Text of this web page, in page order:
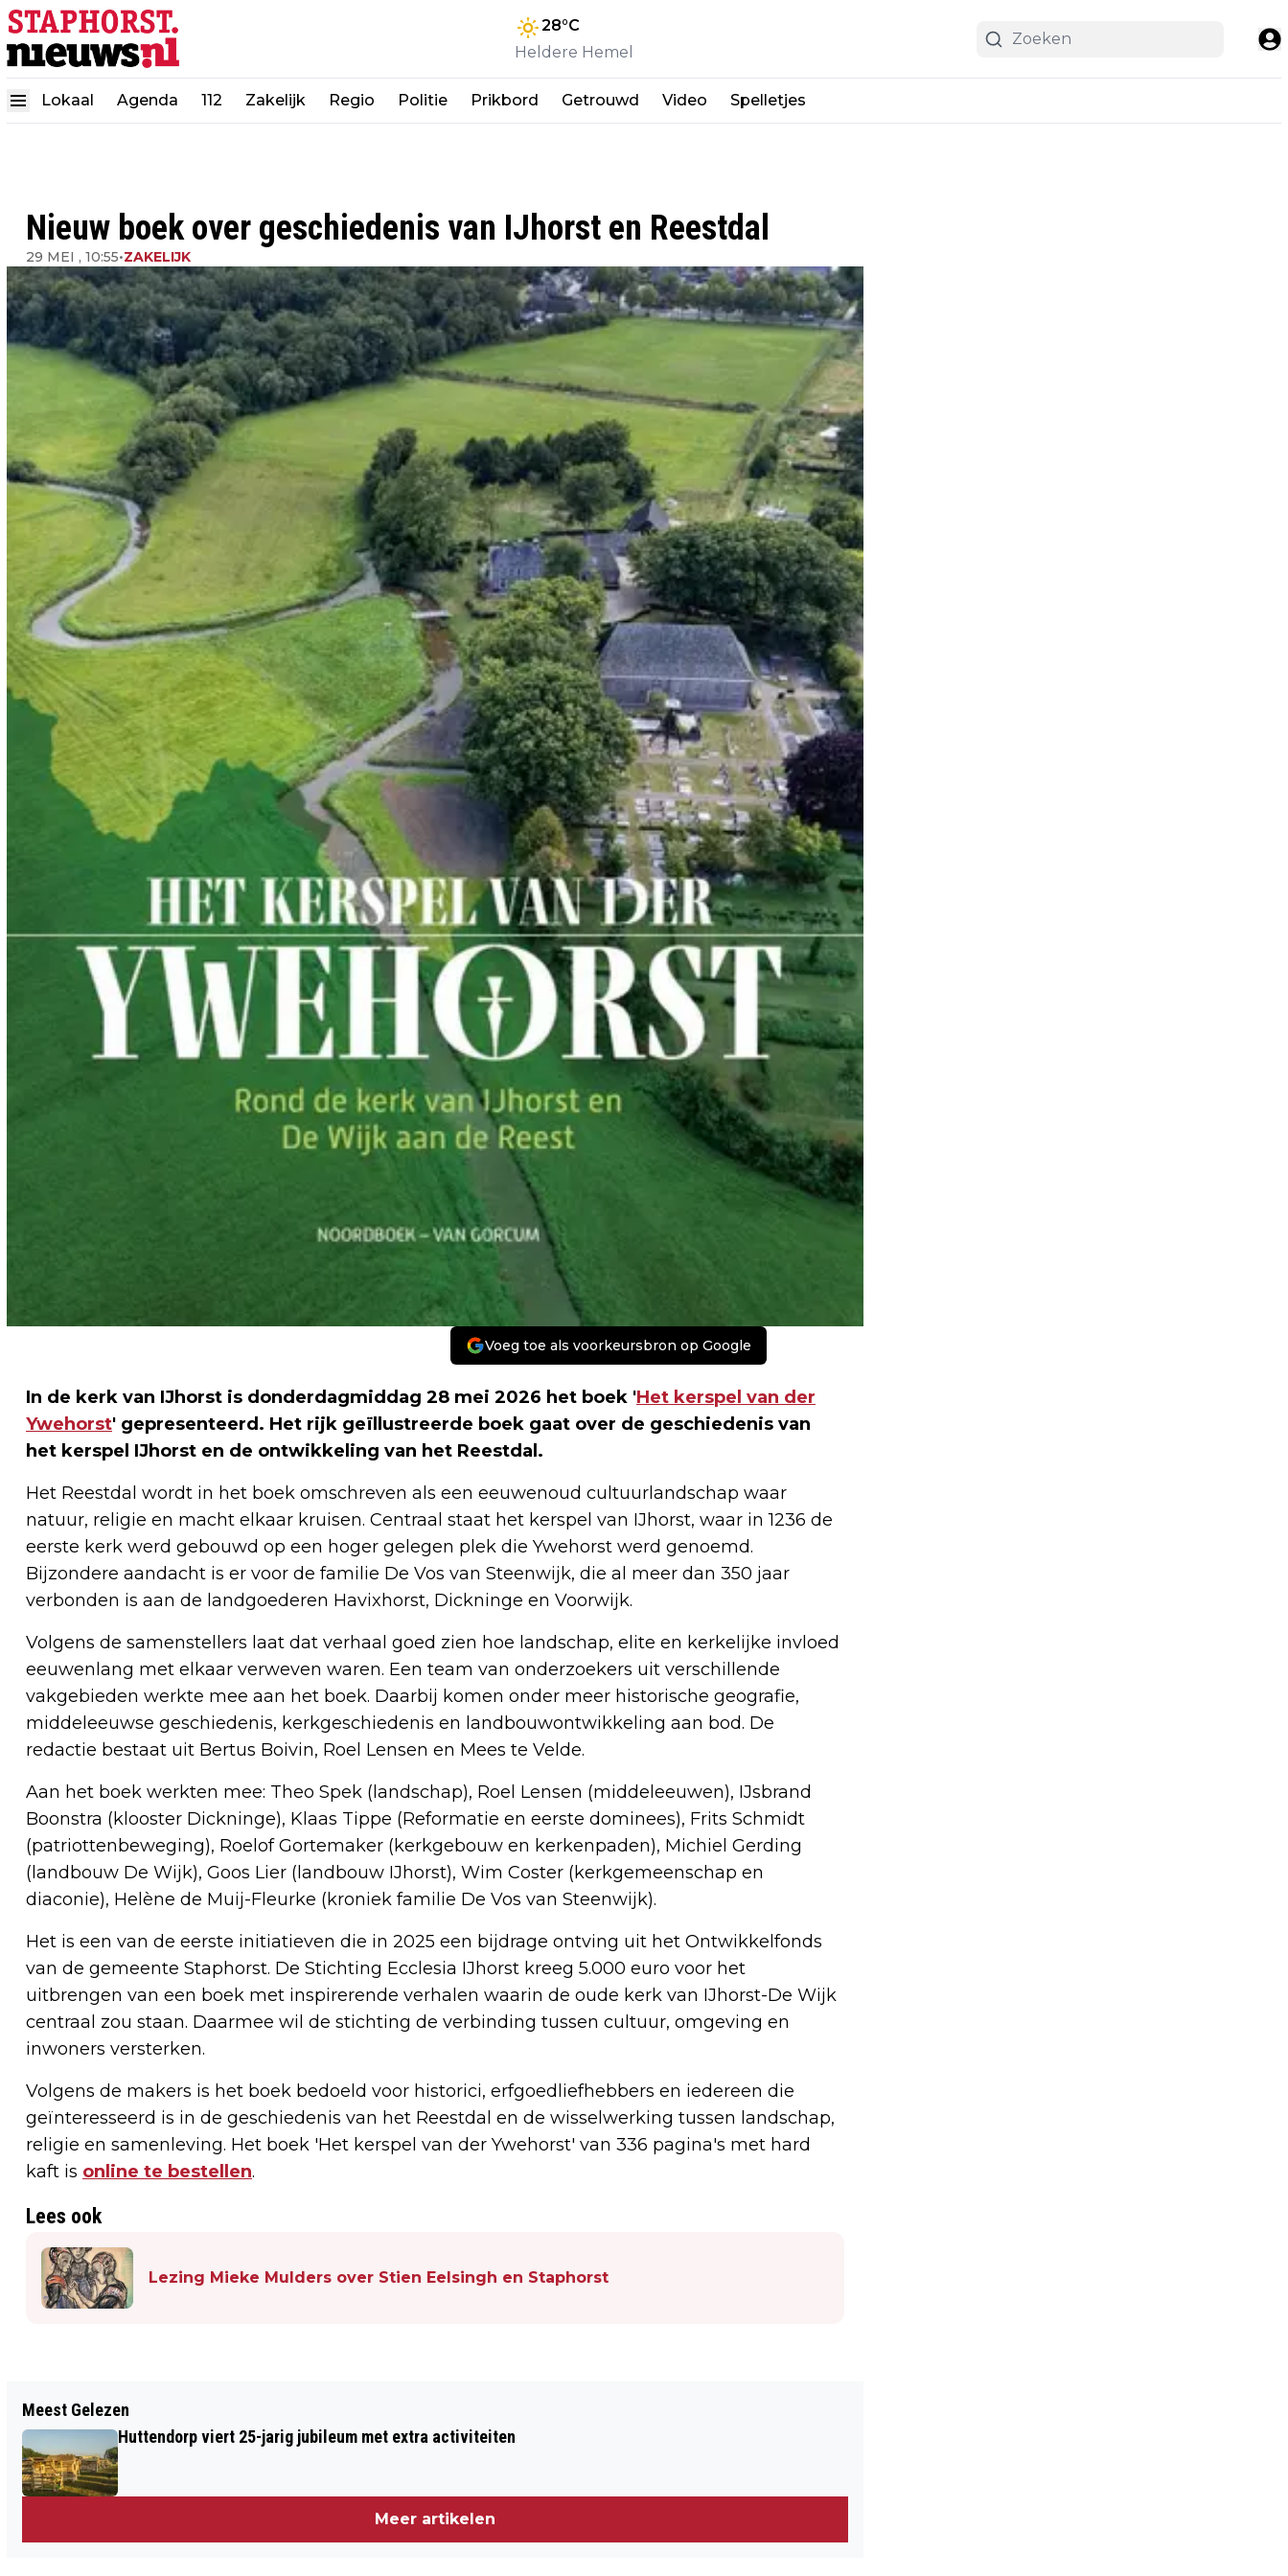
28°C
Heldere Hemel
Lokaal Agenda 112 Zakelijk Regio Politie Prikbord Getrouwd Video Spelletjes
Nieuw boek over geschiedenis van IJhorst en Reestdal
29 MEI , 10:55•ZAKELIJK
Voeg toe als voorkeursbron op Google
In de kerk van IJhorst is donderdagmiddag 28 mei 2026 het boek 'Het kerspel van der
Ywehorst' gepresenteerd. Het rijk geïllustreerde boek gaat over de geschiedenis van
het kerspel IJhorst en de ontwikkeling van het Reestdal.
Het Reestdal wordt in het boek omschreven als een eeuwenoud cultuurlandschap waar
natuur, religie en macht elkaar kruisen. Centraal staat het kerspel van IJhorst, waar in 1236 de
eerste kerk werd gebouwd op een hoger gelegen plek die Ywehorst werd genoemd.
Bijzondere aandacht is er voor de familie De Vos van Steenwijk, die al meer dan 350 jaar
verbonden is aan de landgoederen Havixhorst, Dickninge en Voorwijk.
Volgens de samenstellers laat dat verhaal goed zien hoe landschap, elite en kerkelijke invloed
eeuwenlang met elkaar verweven waren. Een team van onderzoekers uit verschillende
vakgebieden werkte mee aan het boek. Daarbij komen onder meer historische geografie,
middeleeuwse geschiedenis, kerkgeschiedenis en landbouwontwikkeling aan bod. De
redactie bestaat uit Bertus Boivin, Roel Lensen en Mees te Velde.
Aan het boek werkten mee: Theo Spek (landschap), Roel Lensen (middeleeuwen), IJsbrand
Boonstra (klooster Dickninge), Klaas Tippe (Reformatie en eerste dominees), Frits Schmidt
(patriottenbeweging), Roelof Gortemaker (kerkgebouw en kerkenpaden), Michiel Gerding
(landbouw De Wijk), Goos Lier (landbouw IJhorst), Wim Coster (kerkgemeenschap en
diaconie), Helène de Muij-Fleurke (kroniek familie De Vos van Steenwijk).
Het is een van de eerste initiatieven die in 2025 een bijdrage ontving uit het Ontwikkelfonds
van de gemeente Staphorst. De Stichting Ecclesia IJhorst kreeg 5.000 euro voor het
uitbrengen van een boek met inspirerende verhalen waarin de oude kerk van IJhorst-De Wijk
centraal zou staan. Daarmee wil de stichting de verbinding tussen cultuur, omgeving en
inwoners versterken.
Volgens de makers is het boek bedoeld voor historici, erfgoedliefhebbers en iedereen die
geïnteresseerd is in de geschiedenis van het Reestdal en de wisselwerking tussen landschap,
religie en samenleving. Het boek 'Het kerspel van der Ywehorst' van 336 pagina's met hard
kaft is online te bestellen.
Lees ook
Lezing Mieke Mulders over Stien Eelsingh en Staphorst
FIETSTOCHT OP 30 MEI VAN START
VANAF KERKPLEIN ROUVEEN
2000 OUDERENWONINGEN
Meest Gelezen
Huttendorp viert 25-jarig jubileum met extra activiteiten
Meer artikelen